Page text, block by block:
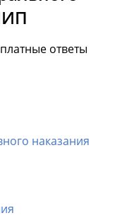
ответы
наказания